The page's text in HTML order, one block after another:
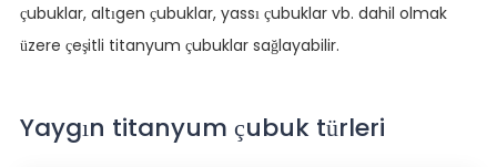
çubuklar, altıgen çubuklar, yassı çubuklar vb. dahil olmak
üzere çeşitli titanyum çubuklar sağlayabilir.
Yaygın titanyum çubuk türleri